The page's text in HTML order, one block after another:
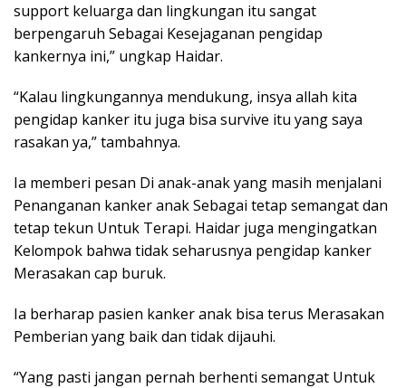
support keluarga dan lingkungan itu sangat
berpengaruh Sebagai Kesejaganan pengidap
kankernya ini,” ungkap Haidar.
“Kalau lingkungannya mendukung, insya allah kita
pengidap kanker itu juga bisa survive itu yang saya
rasakan ya,” tambahnya.
Ia memberi pesan Di anak-anak yang masih menjalani
Penanganan kanker anak Sebagai tetap semangat dan
tetap tekun Untuk Terapi. Haidar juga mengingatkan
Kelompok bahwa tidak seharusnya pengidap kanker
Merasakan cap buruk.
Ia berharap pasien kanker anak bisa terus Merasakan
Pemberian yang baik dan tidak dijauhi.
“Yang pasti jangan pernah berhenti semangat Untuk